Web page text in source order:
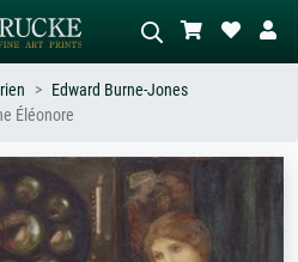
Décrivez la scène – ex. prairie verte,
abstrait avec beaucoup de rouge,
tableau sombre, nu debout près d'un
arbre.
Edward Burne-Jones
Éléonore